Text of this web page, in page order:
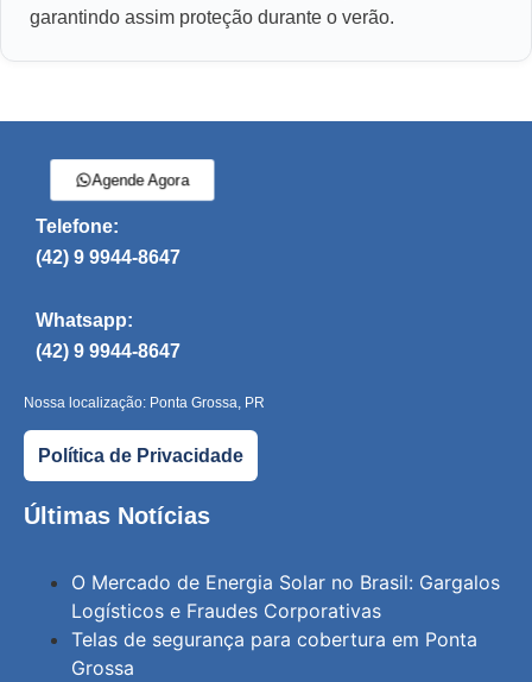
garantindo assim proteção durante o verão.
Agende Agora
Telefone:
(42) 9 9944-8647
Whatsapp:
(42) 9 9944-8647
Nossa localização: Ponta Grossa, PR
Política de Privacidade
Últimas Notícias
O Mercado de Energia Solar no Brasil: Gargalos
Logísticos e Fraudes Corporativas
Telas de segurança para cobertura em Ponta
Grossa